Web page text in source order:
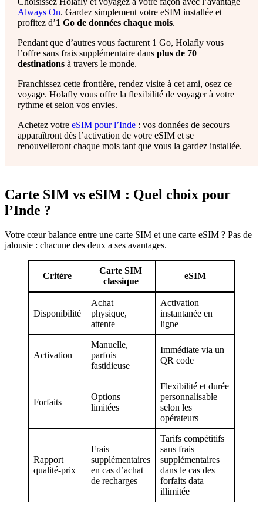
Always On. Gardez simplement votre eSIM installée et
profitez d’1 Go de données chaque mois.
Pendant que d’autres vous facturent 1 Go, Holafly vous
l’offre sans frais supplémentaire dans plus de 70
destinationsà travers le monde.
Franchissez cette frontière, rendez visite à cet ami, osez ce
voyage. Holafly vous offre la flexibilité de voyager à votre
rythme et selon vos envies.
Achetez votre eSIM pour l’Inde: vos données de secours
apparaîtront dès l’activation de votre eSIM et se
renouvelleront chaque mois tant que vous la gardez installée.
Carte SIM vs eSIM : Quel choix pour
l’Inde ?
Votre cœur balance entre une carte SIM et une carte eSIM ? Pas de
jalousie : chacune des deux a ses avantages.
Critère
Carte SIM
classique
eSIM
Disponibilité
Achat
physique,
attente
Activation
instantanée en
ligne
Activation
Manuelle,
parfois
fastidieuse
Immédiate via un
QR code
Forfaits
Options
limitées
Flexibilité et durée
personnalisable
selon les
opérateurs
Rapport
qualité-prix
Frais
supplémentaires
en cas d’achat
de recharges
Tarifs compétitifs
sans frais
supplémentaires
dans le cas des
forfaits data
illimitée